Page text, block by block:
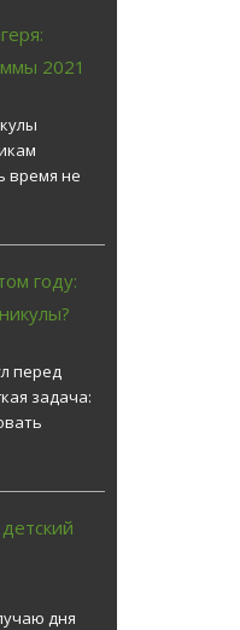
2021
время не
году:
перед
задача:
дня